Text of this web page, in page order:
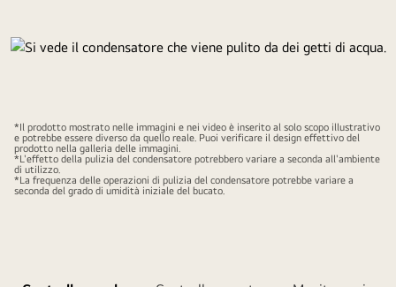
Metti
pausa.
*Il prodotto mostrato nelle immagini e nei video è inserito al solo scopo illustrativo
e potrebbe essere diverso da quello reale. Puoi verificare il design effettivo del
prodotto nella galleria delle immagini.
*L'effetto della pulizia del condensatore potrebbero variare a seconda all'ambiente
di utilizzo.
*La frequenza delle operazioni di pulizia del condensatore potrebbe variare a
seconda del grado di umidità iniziale del bucato.